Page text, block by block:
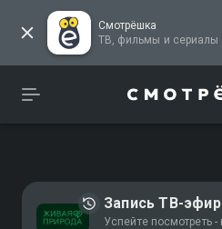
Смотрёшка
ТВ, фильмы и сериалы
Запись ТВ-
Успейте посмотреть